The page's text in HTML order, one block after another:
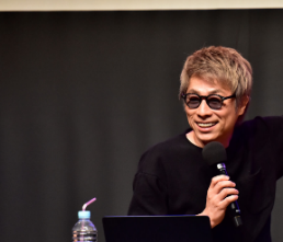
■メールアドレス：89@1242.com
https://
【4位】山羊座（やぎ座）
対人運が好調です。今日は1対1の
な日。パートナーや大切な友人と
しづらい話題を取り上げてみたり
【5位】牡牛座（おうし座）
趣味や友達付き合いが活発な運気
感じやすい日なので、好きなこと
う。ラッキーアイテムは、炭酸水。